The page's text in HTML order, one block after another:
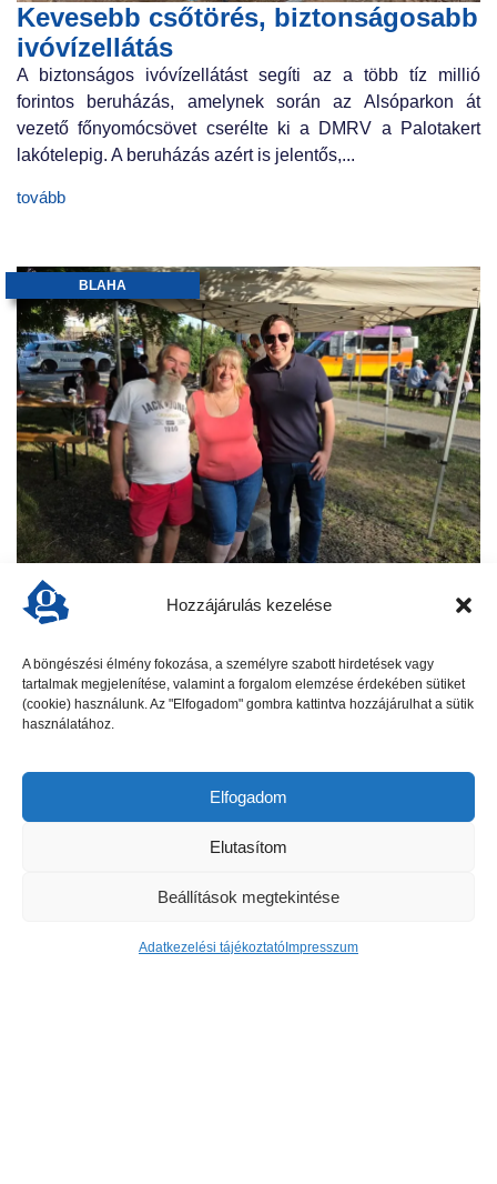
Hozzájárulás kezelése
A böngészési élmény fokozása, a személyre szabott hirdetések vagy
tartalmak megjelenítése, valamint a forgalom elemzése érdekében sütiket
(cookie) használunk. Az "Elfogadom" gombra kattintva hozzájárulhat a sütik
használatához.
Elfogadom
Elutasítom
Beállítások megtekintése
Adatkezelési tájékoztató Impresszum
Kevesebb csőtörés, biztonságosabb
ivóvízellátás
A biztonságos ivóvízellátást segíti az a több tíz millió
forintos beruházás, amelynek során az Alsóparkon át
vezető főnyomócsövet cserélte ki a DMRV a Palotakert
lakótelepig. A beruházás azért is jelentős,...
tovább
KERTI PARTI a Blahán
BLAHA
Vidám hangulat, retró zenék, finom falatok és tartalmas
délutánt”, amelyet a Blahán rendeztek meg június 12-én. A
kerti parti nem csak a szórakozásról szólt:...